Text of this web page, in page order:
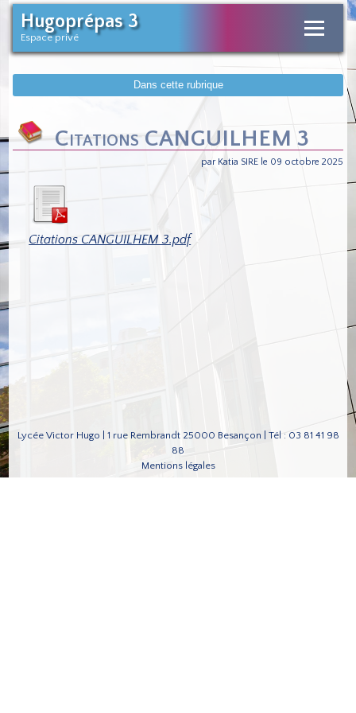
Hugoprépas 3
Espace privé
Dans cette rubrique
Citations CANGUILHEM 3
par Katia SIRE le 09 octobre 2025
Citations CANGUILHEM 3.pdf
Lycée Victor Hugo | 1 rue Rembrandt 25000 Besançon | Tél : 03 81 41 98
88
Mentions légales